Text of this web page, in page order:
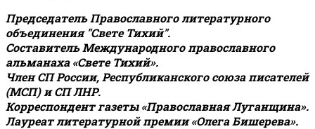
Председатель Православного литературного
объединения "Свете Тихий".
Составитель Международного православного
альманаха «Свете Тихий».
Член СП России, Республиканского союза писателей
(МСП) и СП ЛНР.
Корреспондент газеты «Православная Луганщина».
Лауреат литературной премии «Олега Бишерева».